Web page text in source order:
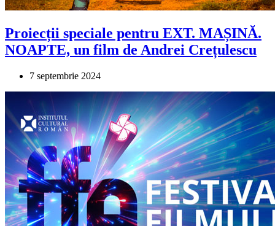
Proiecții speciale pentru EXT. MAȘINĂ.
NOAPTE, un film de Andrei Crețulescu
7 septembrie 2024